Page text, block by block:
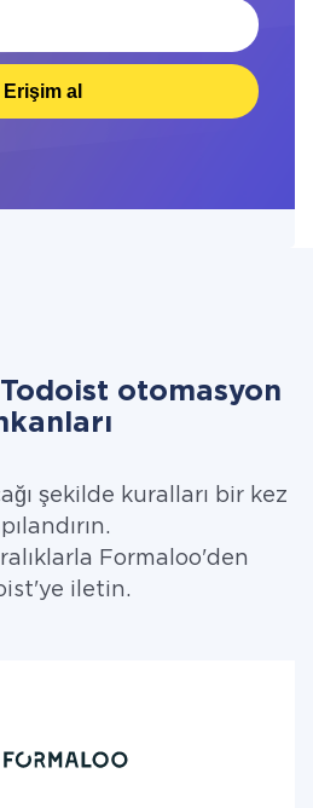
Erişim al
otomasyon
şekilde kuralları bir kez
Formaloo'den
iletin.